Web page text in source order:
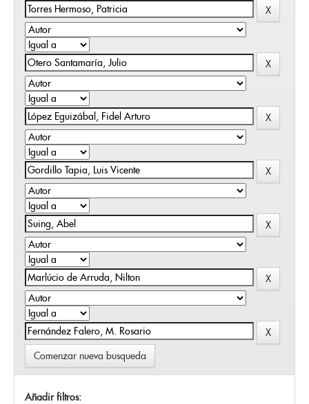
Comenzar nueva busqueda
Añadir filtros: